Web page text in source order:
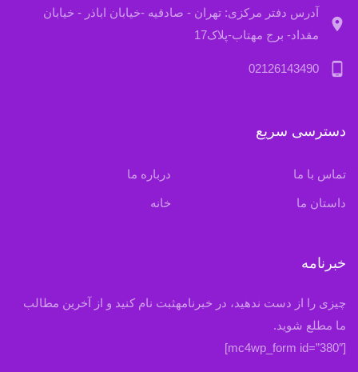
location_on
آدرس دفتر مرکزی: تهران - صادقیه -خیابان اباذر - خیابان
مقداد- برج مهتاب-پلاک17
phone_android
02126143490
دسترسی سریع
تماس با ما درباره ما
داستان ما خانه
خبرنامه
چیزی را از دست ندهید، در خبرنامهثبت نام کنید و از آخرین مطالب
ما مطلع شوید.
[mc4wp_form id=”380″]